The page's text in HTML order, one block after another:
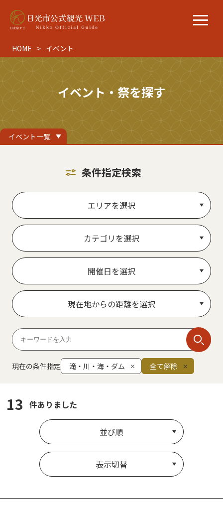
HOME イベント
イベント・祭を探す
イベント一覧
条件指定検索
エリアを選択
カテゴリを選択
開催日を選択
現在地からの距離を選択
現在の条件指定 滝・川・海・ダム 全て解除
13 件ありました
並び順
表示切替